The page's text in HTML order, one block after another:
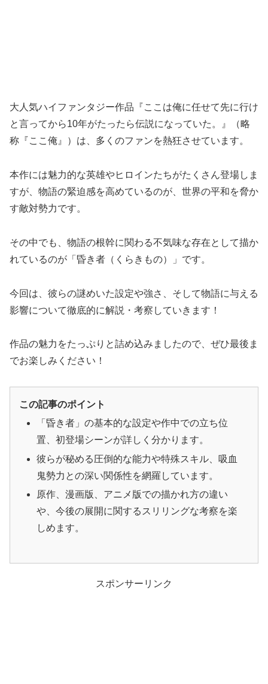
大人気ハイファンタジー作品『ここは俺に任せて先に行け
と言ってから10年がたったら伝説になっていた。』（略
称『ここ俺』）は、多くのファンを熱狂させています。
本作には魅力的な英雄やヒロインたちがたくさん登場しま
すが、物語の緊迫感を高めているのが、世界の平和を脅か
す敵対勢力です。
その中でも、物語の根幹に関わる不気味な存在として描か
れているのが「昏き者（くらきもの）」です。
今回は、彼らの謎めいた設定や強さ、そして物語に与える
影響について徹底的に解説・考察していきます！
作品の魅力をたっぷりと詰め込みましたので、ぜひ最後ま
でお楽しみください！
この記事のポイント
「昏き者」の基本的な設定や作中での立ち位
置、初登場シーンが詳しく分かります。
彼らが秘める圧倒的な能力や特殊スキル、吸血
鬼勢力との深い関係性を網羅しています。
原作、漫画版、アニメ版での描かれ方の違い
や、今後の展開に関するスリリングな考察を楽
しめます。
スポンサーリンク